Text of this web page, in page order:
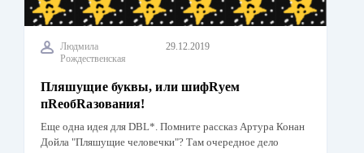
Людмила
Рождественская
29.12.2019
Пляшущие буквы, или шифRуем
пRеобRазования!
Еще одна идея для DBL*. Помните рассказ Артура Конан
Дойла "Пляшущие человечки"? Там очередное дело